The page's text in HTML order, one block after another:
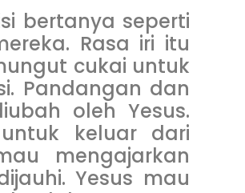
bertanya seperti
Rasa iri itu
cukai untuk
Pandangan dan
oleh Yesus.
keluar dari
mengajarkan
Yesus mau